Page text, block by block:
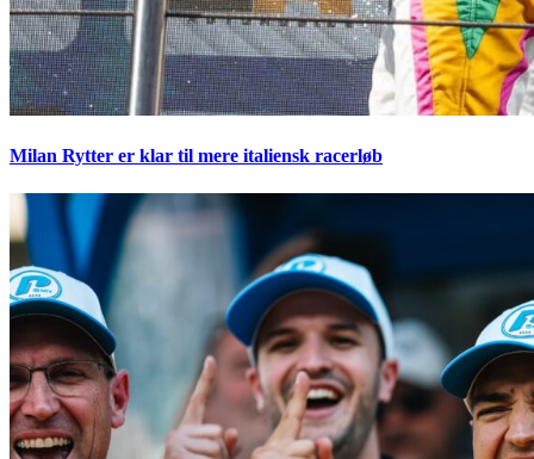
Milan Rytter er klar til mere italiensk racerløb